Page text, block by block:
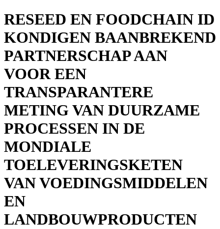
RESEED EN FOODCHAIN ID
KONDIGEN BAANBREKEND
PARTNERSCHAP AAN
VOOR EEN
TRANSPARANTERE
METING VAN DUURZAME
PROCESSEN IN DE
MONDIALE
TOELEVERINGSKETEN
VAN VOEDINGSMIDDELEN
EN
LANDBOUWPRODUCTEN